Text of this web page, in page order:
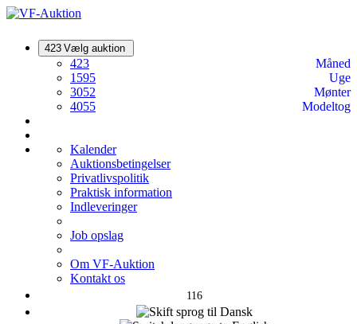
423 Vælg auktion
423
Måned
1595
Uge
3052
Mønter
4055
Modeltog
Kalender
Auktionsbetingelser
Privatlivspolitik
Praktisk information
Indleveringer
Job opslag
Om VF-Auktion
Kontakt os
116